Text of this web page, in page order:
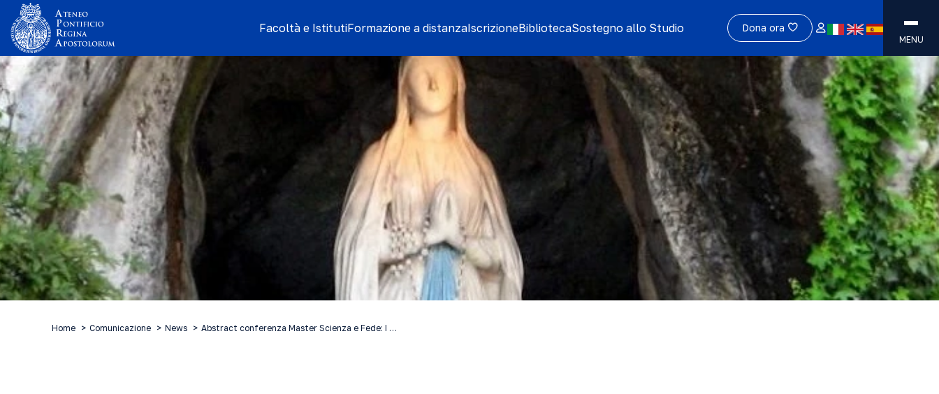
Facoltà e IstitutiFormazione a distanzaIscrizioneBibliotecaSostegno allo Studio Dona ora
MENU
Home Comunicazione News Abstract conferenza Master Scienza e Fede: I …